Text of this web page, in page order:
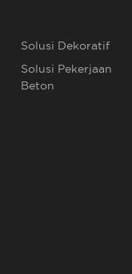
Solusi Dekoratif
Solusi Pekerjaan
Beton